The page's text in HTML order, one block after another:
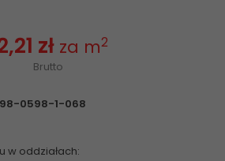
zł za m2
Brutto
0598-1-068
w oddziałach: